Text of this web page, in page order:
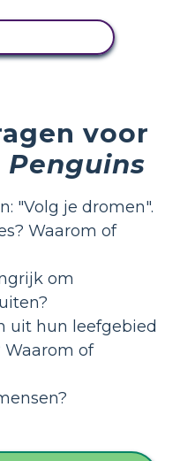
voor
Penguins
"Volg je dromen".
Waarom of
om
uit hun leefgebied
of